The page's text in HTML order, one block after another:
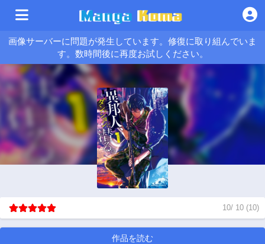
画像サーバーに問題が発生しています。修復に取り組んでいま
す。数時間後に再度お試しください。
10/ 10 (10)
作品を読む